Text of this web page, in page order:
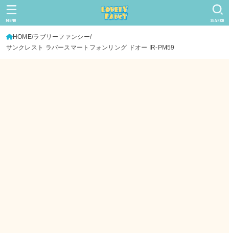
SEARCH
MENU
HOME ラブリーファンシー
サンクレスト ラバースマートフォンリング ドオー IR-PM59